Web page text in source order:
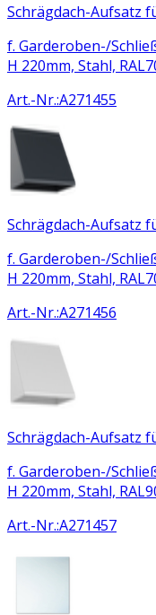
Schrägdach-Aufsatz
f. Garderoben-/
H 220mm, Stahl,
Art.-Nr.:A271455
Schrägdach-Aufsatz
f. Garderoben-/
H 220mm, Stahl,
Art.-Nr.:A271456
Schrägdach-Aufsatz
f. Garderoben-/
H 220mm, Stahl,
Art.-Nr.:A271457